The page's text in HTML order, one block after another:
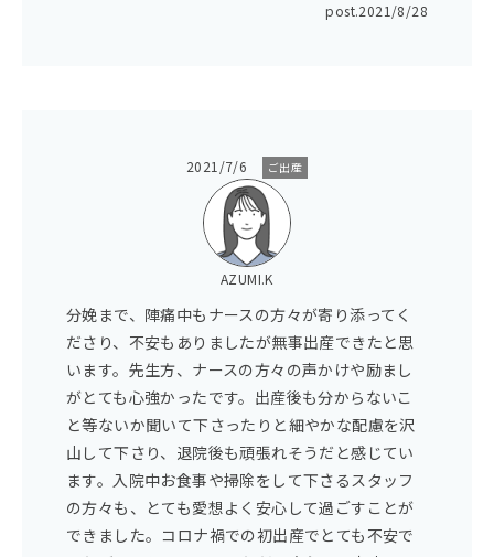
post.2021/8/28
2021/7/6 ご出産
AZUMI.K
分娩まで、陣痛中もナースの方々が寄り添ってく
ださり、不安もありましたが無事出産できたと思
います。先生方、ナースの方々の声かけや励まし
がとても心強かったです。出産後も分からないこ
と等ないか聞いて下さったりと細やかな配慮を沢
山して下さり、退院後も頑張れそうだと感じてい
ます。入院中お食事や掃除をして下さるスタッフ
の方々も、とても愛想よく安心して過ごすことが
できました。コロナ禍での初出産でとても不安で